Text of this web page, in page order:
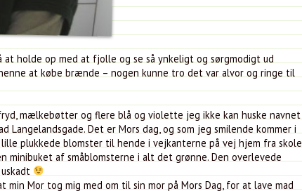
at holde op med at fjolle og se så ynkeligt og sørgmodigt ud
at købe brænde – nogen kunne tro det var alvor og ringe til
mælkebøtter og flere blå og violette jeg ikke kan huske navnet
Langelandsgade. Det er Mors dag, og som jeg smilende kommer i
plukkede blomster til hende i vejkanterne på vej hjem fra skole
minibuket af småblomsterne i alt det grønne. Den overlevede
min Mor tog mig med om til sin mor på Mors Dag, for at lave mad